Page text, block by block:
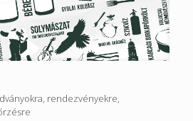
rendezvényekre,